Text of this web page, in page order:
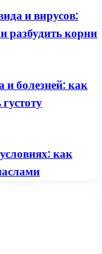
и вирусов:
разбудить корни
и болезней: как
как